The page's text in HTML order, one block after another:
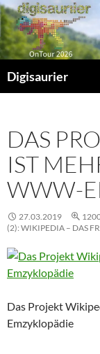
Zum
Inhalt
springen
Digisaurier
DAS
IST
WWW-
27.03.2019
(2): WIKIPEDIA – DAS
Das Projekt
Emzyklopädie